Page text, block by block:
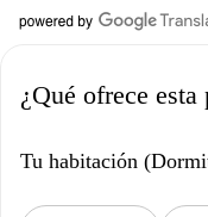
¿Qué ofrece esta
Tu habitación